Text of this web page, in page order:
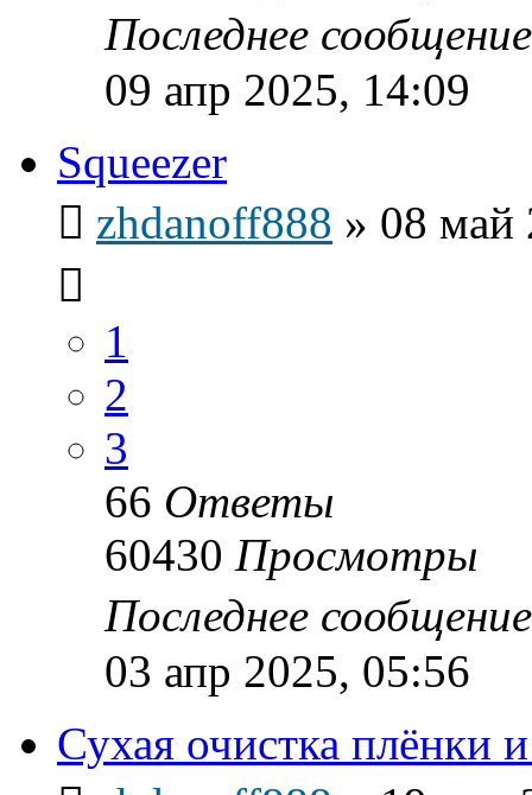
Последнее
09 апр 2025, 14:09
Squeezer
zhdanoff888 » 08 май
1
2
3
66 Ответы
60430 Просмотры
Последнее
03 апр 2025, 05:56
Сухая очистка плёнки